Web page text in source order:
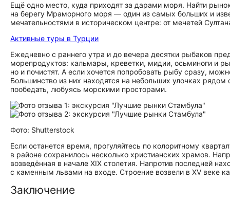
Ещё одно место, куда приходят за дарами моря. Найти
на берегу Мраморного моря — один из самых больших и
ме­ча­тель­но­стя­ми в историческом центре: от мечетей
Активные туры в Турции
Ежедневно с раннего утра и до вечера десятки рыбаков
морепродуктов: кальмары, креветки, мидии, осьминоги и
но и почистят. А если хочется попробовать рыбу сразу,
Большинство из них находятся на небольших улочках
пообедать, любуясь морскими просторами.
Фото: Shutterstock
Если останется время, прогуляйтесь по колоритному
в районе сохранилось несколько христианских храмов.
возведённая в начале XIX столетия. Напротив последней
с каменным львами на входе. Строение возвели в XV веке
Заключение